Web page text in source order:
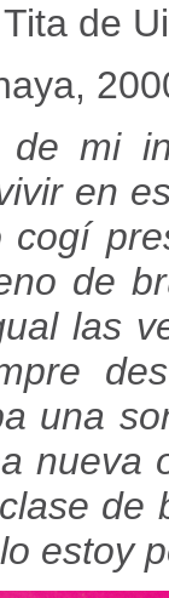
de
de mi
en
cogí
de
las
una
nueva
de
estoy